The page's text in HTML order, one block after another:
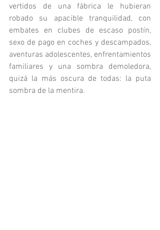
vertidos de una fábrica le hubieran
robado su apacible tranquilidad, con
embates en clubes de escaso postín,
sexo de pago en coches y descampados,
aventuras adolescentes, enfrentamientos
familiares y una sombra demoledora,
quizá la más oscura de todas: la puta
sombra de la mentira.